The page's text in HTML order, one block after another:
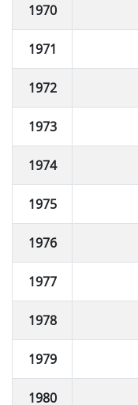
1970
1971
1972
1973
1974
1975
1976
1977
1978
1979
1980